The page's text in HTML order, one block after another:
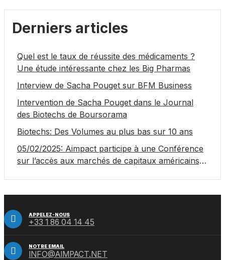
Derniers articles
Quel est le taux de réussite des médicaments ?
Une étude intéressante chez les Big Pharmas
Interview de Sacha Pouget sur BFM Business
Intervention de Sacha Pouget dans le Journal
des Biotechs de Boursorama
Biotechs: Des Volumes au plus bas sur 10 ans
05/02/2025: Aimpact participe à une Conférence
sur l’accès aux marchés de capitaux américains,
APPELEZ-NOUS
+33 1 86 04 14 45
NOTRE EMAIL
INFO@AIMPACT.NET